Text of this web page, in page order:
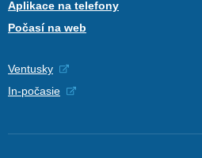
Aplikace na telefony
Počasí na web
Ventusky
In-počasie